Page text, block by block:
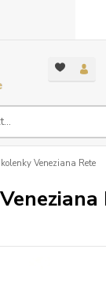
Veneziana Rete